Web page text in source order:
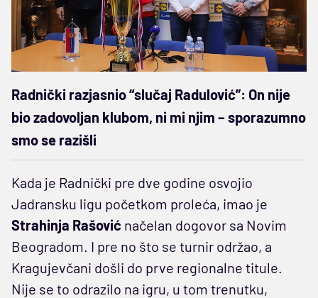
Radnički razjasnio “slučaj Radulović”: On nije
bio zadovoljan klubom, ni mi njim – sporazumno
smo se razišli
Kada je Radnički pre dve godine osvojio
Jadransku ligu početkom proleća, imao je
Strahinja Rašović načelan dogovor sa Novim
Beogradom. I pre no što se turnir održao, a
Kragujevčani došli do prve regionalne titule.
Nije se to odrazilo na igru, u tom trenutku,